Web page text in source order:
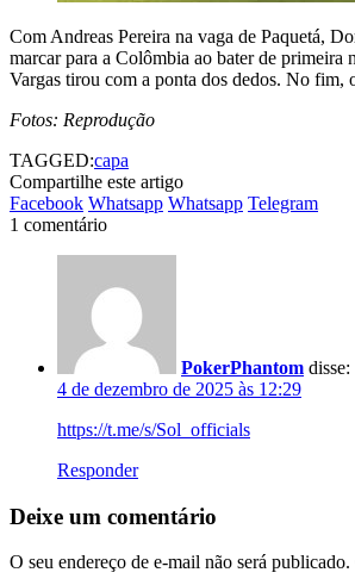
Com Andreas Pereira na vaga de Paquetá,
marcar para a Colômbia ao bater de primeira
Vargas tirou com a ponta dos dedos. No fim,
Fotos: Reprodução
TAGGED:capa
Compartilhe este artigo
Facebook Whatsapp Whatsapp Telegram
1 comentário
PokerPhantom disse:
4 de dezembro de 2025 às 12:29
https://t.me/s/Sol_officials
Responder
Deixe um comentário
O seu endereço de e-mail não será publicado.